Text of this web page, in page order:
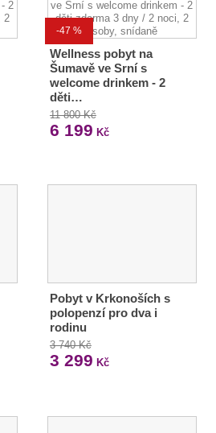
-47 %
Wellness pobyt na
Šumavě ve Srní s
welcome drinkem - 2
děti…
11 800 Kč
6 199 Kč
Pobyt v Krkonoších s
polopenzí pro dva i
rodinu
3 740 Kč
3 299 Kč